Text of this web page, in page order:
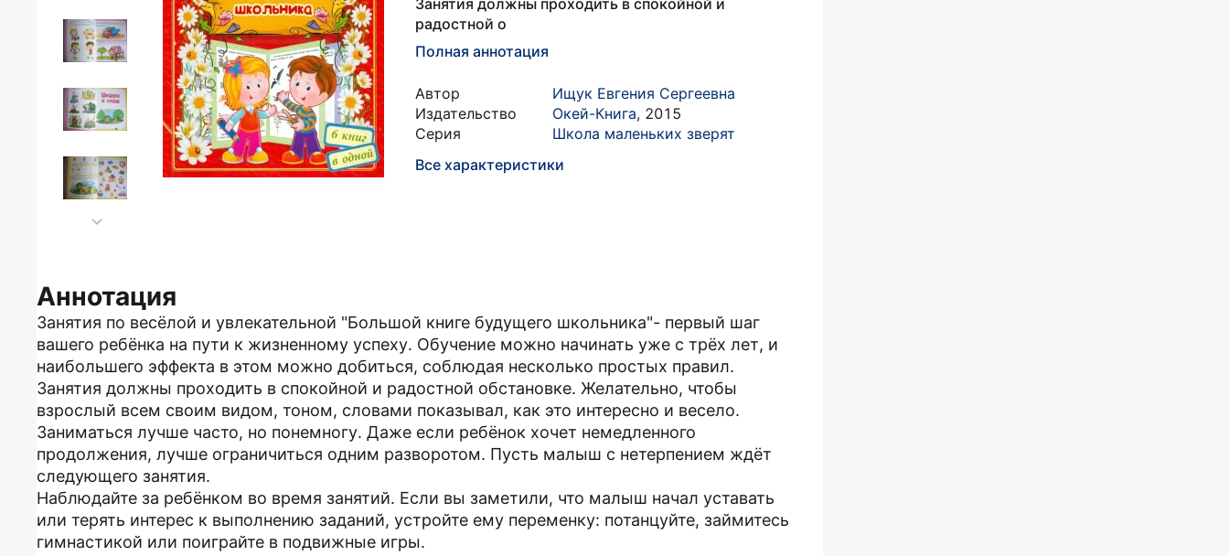
Занятия должны проходить в спокойной и
радостной о
Полная аннотация
Автор
Ищук Евгения Сергеевна
Издательство
Окей-Книга, 2015
Серия
Школа маленьких зверят
Все характеристики
Аннотация
Занятия по весёлой и увлекательной "Большой книге будущего школьника"- первый шаг
вашего ребёнка на пути к жизненному успеху. Обучение можно начинать уже с трёх лет, и
наибольшего эффекта в этом можно добиться, соблюдая несколько простых правил.
Занятия должны проходить в спокойной и радостной обстановке. Желательно, чтобы
взрослый всем своим видом, тоном, словами показывал, как это интересно и весело.
Заниматься лучше часто, но понемногу. Даже если ребёнок хочет немедленного
продолжения, лучше ограничиться одним разворотом. Пусть малыш с нетерпением ждёт
следующего занятия.
Наблюдайте за ребёнком во время занятий. Если вы заметили, что малыш начал уставать
или терять интерес к выполнению заданий, устройте ему переменку: потанцуйте, займитесь
гимнастикой или поиграйте в подвижные игры.